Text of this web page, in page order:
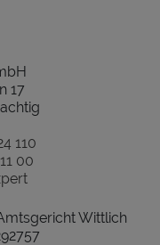
17
110
00
Wittlich